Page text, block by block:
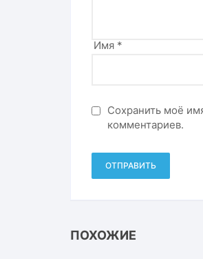
Имя *
Сохранить моё
комментариев.
ПОХОЖИЕ